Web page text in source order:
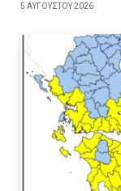
5 ΑΥΓΟΎΣΤΟΥ 2026